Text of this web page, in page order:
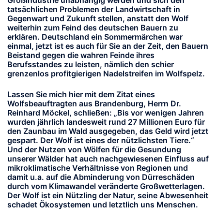
tatsächlichen Problemen der Landwirtschaft in
Gegenwart und Zukunft stellen, anstatt den Wolf
weiterhin zum Feind des deutschen Bauern zu
erklären. Deutschland ein Sommermärchen war
einmal, jetzt ist es auch für Sie an der Zeit, den Bauern
Beistand gegen die wahren Feinde ihres
Berufsstandes zu leisten, nämlich den schier
grenzenlos profitgierigen Nadelstreifen im Wolfspelz.
Lassen Sie mich hier mit dem Zitat eines
Wolfsbeauftragten aus Brandenburg, Herrn Dr.
Reinhard Möckel, schließen: „Bis vor wenigen Jahren
wurden jährlich landesweit rund 27 Millionen Euro für
den Zaunbau im Wald ausgegeben, das Geld wird jetzt
gespart. Der Wolf ist eines der nützlichsten Tiere.“
Und der Nutzen von Wölfen für die Gesundung
unserer Wälder hat auch nachgewiesenen Einfluss auf
mikroklimatische Verhältnisse von Regionen und
damit u.a. auf die Abminderung von Dürreschäden
durch vom Klimawandel veränderte Großwetterlagen.
Der Wolf ist ein Nützling der Natur, seine Abwesenheit
schadet Ökosystemen und letztlich uns Menschen.